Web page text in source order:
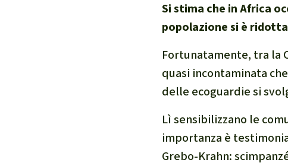
Si stima che in Africa
popolazione si è
Fortunatamente, tra la
quasi incontaminata
delle ecoguardie si
Lì sensibilizzano le
importanza è
Grebo-Krahn: